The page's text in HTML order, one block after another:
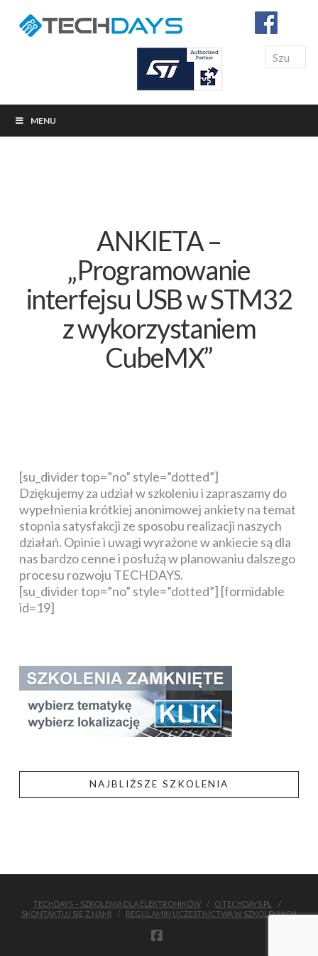
Search
MENU
ANKIETA –
„Programowanie
interfejsu USB w STM32
z wykorzystaniem
CubeMX”
[su_divider top=”no” style=”dotted”]
Dziękujemy za udział w szkoleniu i zapraszamy do
wypełnienia krótkiej anonimowej ankiety na temat
stopnia satysfakcji ze sposobu realizacji naszych
działań. Opinie i uwagi wyrażone w ankiecie są dla
nas bardzo cenne i posłużą w planowaniu dalszego
procesu rozwoju TECHDAYS.
[su_divider top=”no” style=”dotted”] [formidable
id=19]
NAJBLIŻSZE SZKOLENIA
TECHDAYS – SZKOLENIA DLA ELEKTRONIKÓW
O TECHDAYS.PL
SKONTAKTUJ SIĘ Z NAMI
REGULAMIN UCZESTNICTWA W SZKOLENIACH